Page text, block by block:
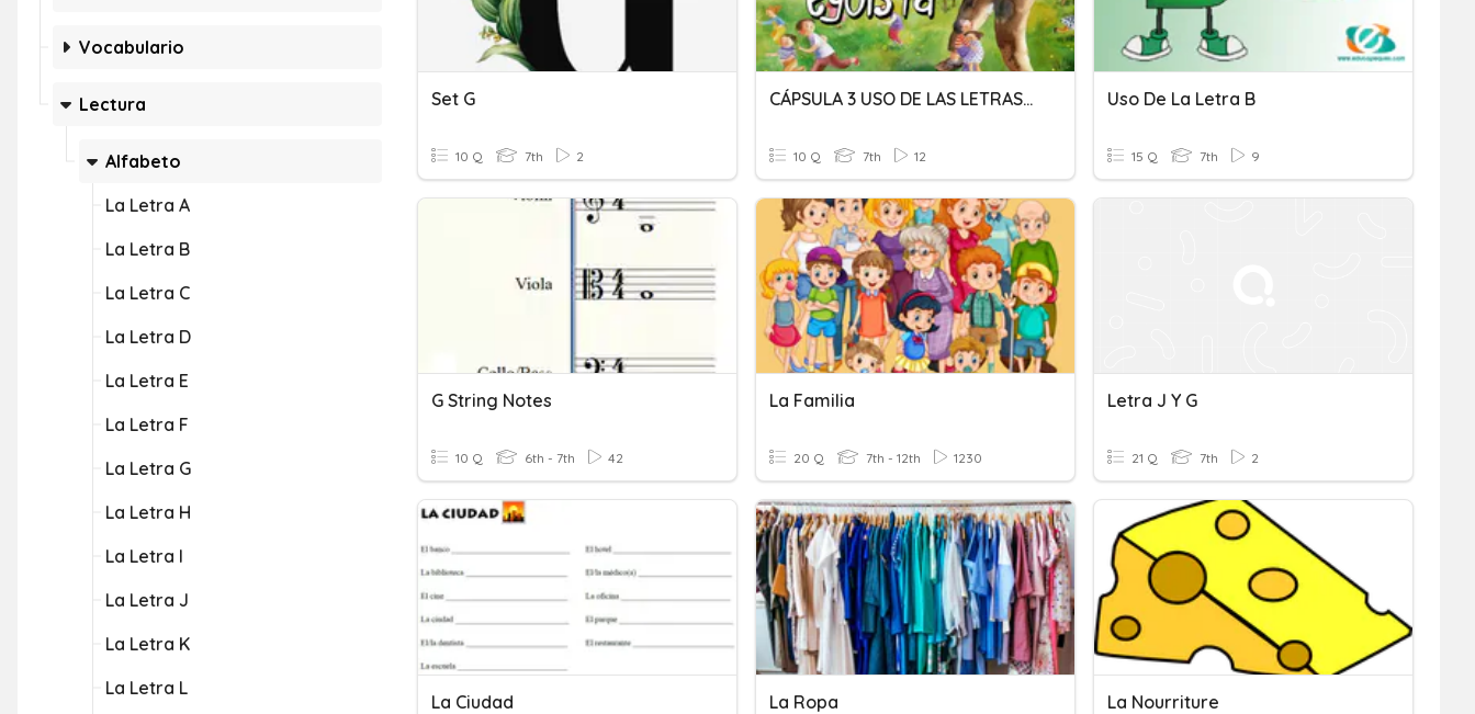
Vocabulario
Lectura
Alfabeto
La Letra A
La Letra B
La Letra C
La Letra D
La Letra E
La Letra F
La Letra G
La Letra H
La Letra I
La Letra J
La Letra K
La Letra L
Set G
10 Q 7th 2
CÁPSULA 3 USO DE LAS LETRAS G Y J
10 Q 7th 12
Uso De La Letra B
15 Q 7th 9
G String Notes
10 Q 6th - 7th 42
La Familia
20 Q 7th - 12th 1230
Letra J Y G
21 Q 7th 2
La Ciudad La Ropa La Nourriture